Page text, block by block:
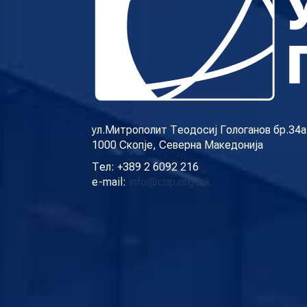
ул.Митрополит Теодосиј Гологанов
1000 Скопје, Северна Македонија
Тел: +389 2 6092 216
e-mail: info@cup.org.mk